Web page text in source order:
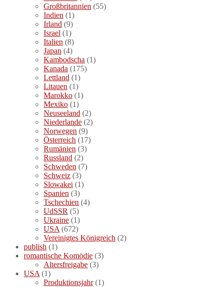
Großbritannien (55)
Indien (1)
Irland (9)
Israel (1)
Italien (8)
Japan (4)
Kambodscha (1)
Kanada (175)
Lettland (1)
Litauen (1)
Marokko (1)
Mexiko (1)
Neuseeland (2)
Niederlande (2)
Norwegen (9)
Österreich (17)
Rumänien (3)
Russland (2)
Schweden (7)
Schweiz (3)
Slowakei (1)
Spanien (3)
Tschechien (4)
UdSSR (5)
Ukraine (1)
USA (672)
Vereinigtes Königreich (2)
publish (1)
romantische Komödie (3)
Altersfreigabe (3)
USA (1)
Produktionsjahr(1)